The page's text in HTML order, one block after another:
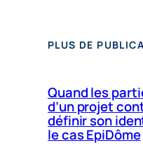
PLUS DE
Quand les
d’un projet
définir son
le cas EpiDôme